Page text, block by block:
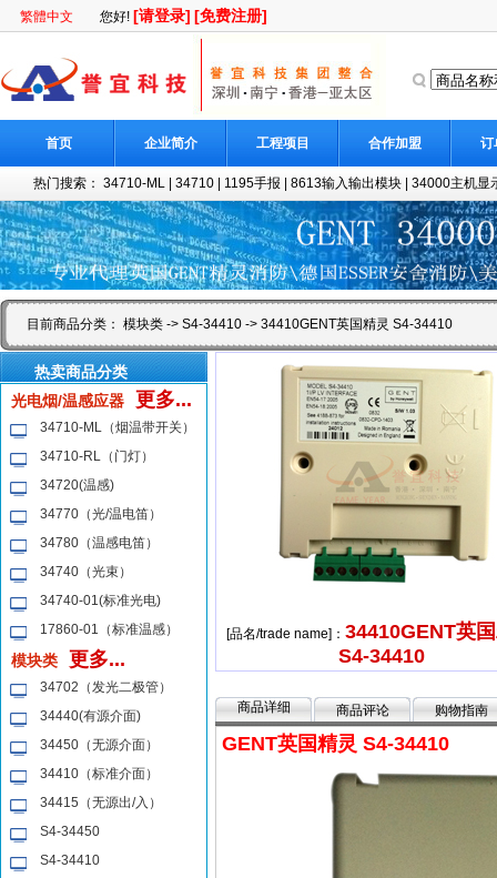
繁體中文 您好! [请登录] [免费注册]
首页 企业简介 工程项目 合作加盟 订
热门搜索： 34710-ML 34710 1195手报 8613输入输出模块 34000主机显
目前商品分类： 模块类 -> S4-34410 -> 34410GENT英国精灵 S4-34410
热卖商品分类
光电烟/温感应器
更多...
34710-ML（烟温带开关）
34710-RL（门灯）
34720(温感)
34770（光/温电笛）
34780（温感电笛）
34740（光束）
34740-01(标准光电)
17860-01（标准温感）
模块类 更多...
34702（发光二极管）
34440(有源介面)
34450（无源介面）
34410（标准介面）
34415（无源出/入）
S4-34450
S4-34410
[品名/trade name]： 34410GENT英
S4-34410
商品详细 商品评论 购物指南
GENT英国精灵 S4-34410